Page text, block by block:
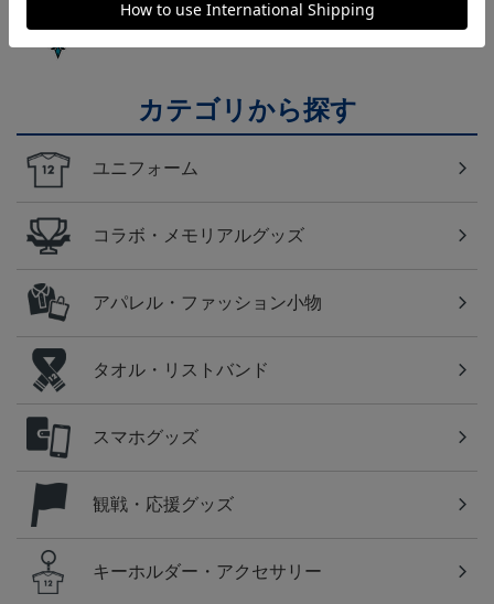
アビスパ福岡のすべてのグッズをチェックしたい方
に！全グッズ一覧はこちら！
カテゴリから探す
ユニフォーム
コラボ・メモリアルグッズ
アパレル・ファッション小物
タオル・リストバンド
スマホグッズ
観戦・応援グッズ
キーホルダー・アクセサリー